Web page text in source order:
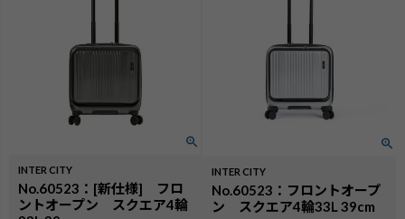
INTER CITY
No.60523：[新仕様] フロ
ントオープン スクエア4輪
INTER CITY
No.60523：フロントオープ
ン スクエア4輪33L 39cm